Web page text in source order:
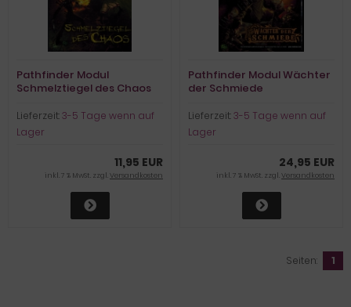
Pathfinder Modul
Schmelztiegel des Chaos
Lieferzeit:3-5 Tage wenn auf
Lager
11,95 EUR
inkl. 7 % MwSt. zzgl.Versandkosten
Pathfinder Modul Wächter
der Schmiede
Lieferzeit:3-5 Tage wenn auf
Lager
24,95 EUR
inkl. 7 % MwSt. zzgl.Versandkosten
Seiten: 1